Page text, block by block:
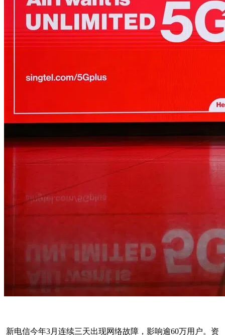
新电信今年3月连续三天出现网络故障，影响逾60万用户。资